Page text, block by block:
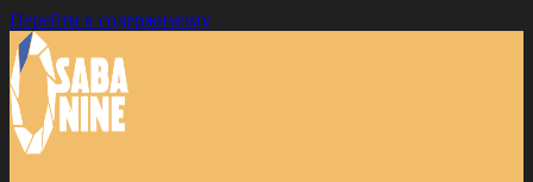
Перейти к содержимому